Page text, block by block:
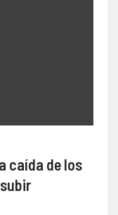
caída de los